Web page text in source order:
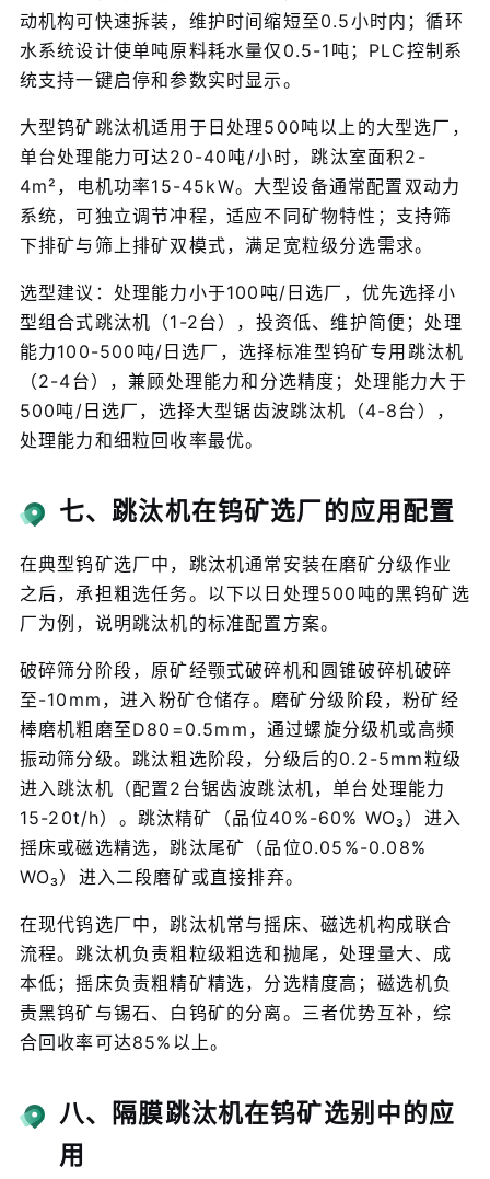
动机构可快速拆装，维护时间缩短至0.5小时内；循环
水系统设计使单吨原料耗水量仅0.5-1吨；PLC控制系
统支持一键启停和参数实时显示。
大型钨矿跳汰机适用于日处理500吨以上的大型选厂，
单台处理能力可达20-40吨/小时，跳汰室面积2-
4m²，电机功率15-45kW。大型设备通常配置双动力
系统，可独立调节冲程，适应不同矿物特性；支持筛
下排矿与筛上排矿双模式，满足宽粒级分选需求。
选型建议：处理能力小于100吨/日选厂，优先选择小
型组合式跳汰机（1-2台），投资低、维护简便；处理
能力100-500吨/日选厂，选择标准型钨矿专用跳汰机
（2-4台），兼顾处理能力和分选精度；处理能力大于
500吨/日选厂，选择大型锯齿波跳汰机（4-8台），
处理能力和细粒回收率最优。
七、跳汰机在钨矿选厂的应用配置
在典型钨矿选厂中，跳汰机通常安装在磨矿分级作业
之后，承担粗选任务。以下以日处理500吨的黑钨矿选
厂为例，说明跳汰机的标准配置方案。
破碎筛分阶段，原矿经颚式破碎机和圆锥破碎机破碎
至-10mm，进入粉矿仓储存。磨矿分级阶段，粉矿经
棒磨机粗磨至D80=0.5mm，通过螺旋分级机或高频
振动筛分级。跳汰粗选阶段，分级后的0.2-5mm粒级
进入跳汰机（配置2台锯齿波跳汰机，单台处理能力
15-20t/h）。跳汰精矿（品位40%-60% WO₃）进入
摇床或磁选精选，跳汰尾矿（品位0.05%-0.08%
WO₃）进入二段磨矿或直接排弃。
在现代钨选厂中，跳汰机常与摇床、磁选机构成联合
流程。跳汰机负责粗粒级粗选和抛尾，处理量大、成
本低；摇床负责粗精矿精选，分选精度高；磁选机负
责黑钨矿与锡石、白钨矿的分离。三者优势互补，综
合回收率可达85%以上。
八、隔膜跳汰机在钨矿选别中的应
用